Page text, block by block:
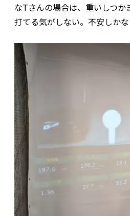
なTさんの場合は、重いしつか
打てる気がしない。不安しかな